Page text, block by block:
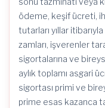
ödeme, keşif ücreti,
tutarları yıllar
zamları, işverenler
sigortalarına ve
aylık toplamı asgari
sigortası primi ve
prime esas kazanca